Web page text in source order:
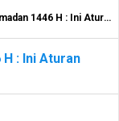
: Ini Aturan Resmi dari PANRB!
H : Ini Aturan